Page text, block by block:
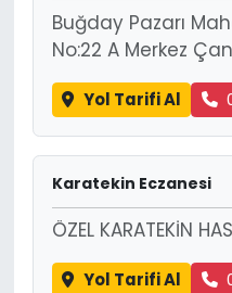
Buğday Pazarı
No:22 A Merkez
Yol Tarifi Al
Karatekin Eczanesi
ÖZEL KARATEKİN
Yol Tarifi Al